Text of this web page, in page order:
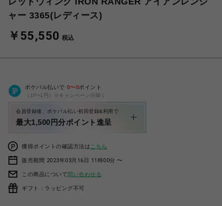
ャー 3365(レディース)
￥55,550 税込
ポケパル払いで 0〜0ポイント
（1P=1円）※キャンペーン分除く
会員登録後、ポケパル払い初回登録&利用で
最大1,500円分ポイント進呈
獲得ポイントの確認方法は こちら
販売期間 2023年03月16日 11時00分 〜
この商品について問い合わせる
ギフト：ラッピング不可